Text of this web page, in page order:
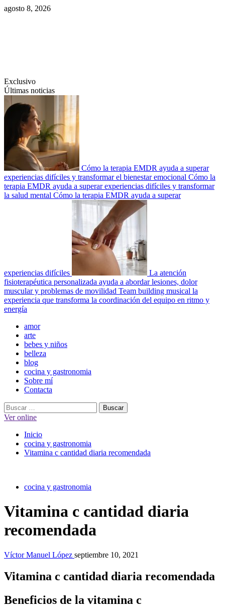
Saltar
agosto 8, 2026
Exclusivo
Últimas noticias
Cómo la terapia EMDR ayuda a superar
experiencias difíciles y transformar el bienestar emocional Cómo la
terapia EMDR ayuda a superar experiencias difíciles y transformar
la salud mental Cómo la terapia EMDR ayuda a superar
experiencias difíciles
La atención
fisioterapéutica personalizada ayuda a abordar lesiones, dolor
muscular y problemas de movilidad Team building musical la
experiencia que transforma la coordinación del equipo en ritmo y
energía
Menú
principal
amor
arte
bebes y niños
belleza
blog
cocina y gastronomia
Sobre mí
Contacta
Buscar:
Ver online
Inicio
cocina y gastronomia
Vitamina c cantidad diaria recomendada
cocina y gastronomia
Vitamina c cantidad diaria
recomendada
Víctor Manuel López septiembre 10, 2021
Vitamina c cantidad diaria recomendada
Beneficios de la vitamina c